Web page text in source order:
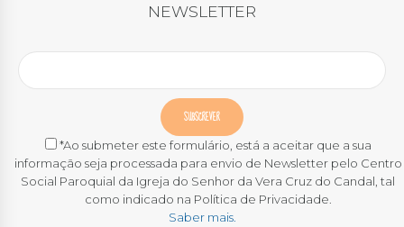
NEWSLETTER
*Ao submeter este formulário, está a aceitar que a sua
informação seja processada para envio de Newsletter pelo Centro
Social Paroquial da Igreja do Senhor da Vera Cruz do Candal, tal
como indicado na Política de Privacidade.
Saber mais.